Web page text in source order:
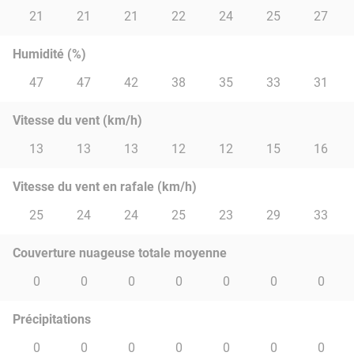
21
21 21 22 24 25 27
Humidité (%)
47
47 42 38 35 33 31
Vitesse du vent (km/h)
13
13 13 12 12 15 16
Vitesse du vent en rafale (km/h)
25
24 24 25 23 29 33
Couverture nuageuse totale moyenne
0
0 0 0 0 0 0
Précipitations
0
0 0 0 0 0 0